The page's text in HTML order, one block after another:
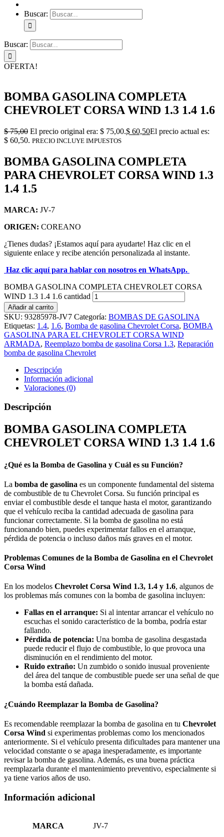
Buscar:
Buscar:
OFERTA!
BOMBA GASOLINA COMPLETA
CHEVROLET CORSA WIND 1.3 1.4 1.6
$75,00 El precio original era: $ 75,00.$ 60,50El precio actual es:
$ 60,50. PRECIO INCLUYE IMPUESTOS
BOMBA GASOLINA COMPLETA
PARA CHEVROLET CORSA WIND 1.3
1.4 1.5
MARCA: JV-7
ORIGEN: COREANO
¿Tienes dudas? ¡Estamos aquí para ayudarte! Haz clic en el
siguiente enlace y recibe atención personalizada al instante.
Haz clic aquí para hablar con nosotros en WhatsApp.
BOMBA GASOLINA COMPLETA CHEVROLET CORSA
WIND 1.3 1.4 1.6 cantidad
Añadir al carrito
SKU: 93285978-JV7 Categoría: BOMBAS DE GASOLINA
Etiquetas: 1.4, 1.6, Bomba de gasolina Chevrolet Corsa, BOMBA
GASOLINA PARA EL CHEVROLET CORSA WIND
ARMADA, Reemplazo bomba de gasolina Corsa 1.3, Reparación
bomba de gasolina Chevrolet
Descripción
Información adicional
Valoraciones (0)
Descripción
BOMBA GASOLINA COMPLETA
CHEVROLET CORSA WIND 1.3 1.4 1.6
¿Qué es la Bomba de Gasolina y Cuál es su Función?
La bomba de gasolina es un componente fundamental del sistema
de combustible de tu Chevrolet Corsa. Su función principal es
enviar el combustible desde el tanque hasta el motor, garantizando
que el vehículo reciba la cantidad adecuada de gasolina para
funcionar correctamente. Si la bomba de gasolina no está
funcionando bien, puedes experimentar fallos en el arranque,
pérdida de potencia o incluso daños más graves en el motor.
Problemas Comunes de la Bomba de Gasolina en el Chevrolet
Corsa Wind
En los modelos Chevrolet Corsa Wind 1.3, 1.4 y 1.6, algunos de
los problemas más comunes con la bomba de gasolina incluyen:
Fallas en el arranque: Si al intentar arrancar el vehículo no
escuchas el sonido característico de la bomba, podría estar
fallando.
Pérdida de potencia: Una bomba de gasolina desgastada
puede reducir el flujo de combustible, lo que provoca una
disminución en el rendimiento del motor.
Ruido extraño: Un zumbido o sonido inusual proveniente
del área del tanque de combustible puede ser una señal de que
la bomba está dañada.
¿Cuándo Reemplazar la Bomba de Gasolina?
Es recomendable reemplazar la bomba de gasolina en tu Chevrolet
Corsa Wind si experimentas problemas como los mencionados
anteriormente. Si el vehículo presenta dificultades para mantener una
velocidad constante o se apaga inesperadamente, es importante
revisar la bomba de gasolina. Además, es una buena práctica
reemplazarla durante el mantenimiento preventivo, especialmente si
ya tiene varios años de uso.
Información adicional
MARCA JV-7